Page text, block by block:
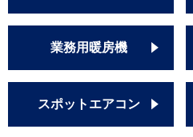
業務用暖房機
スポットエアコン